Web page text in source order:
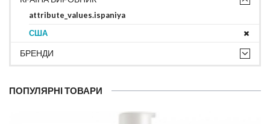
attribute_values.ispaniya
США
БРЕНДИ
ПОПУЛЯРНІ ТОВАРИ